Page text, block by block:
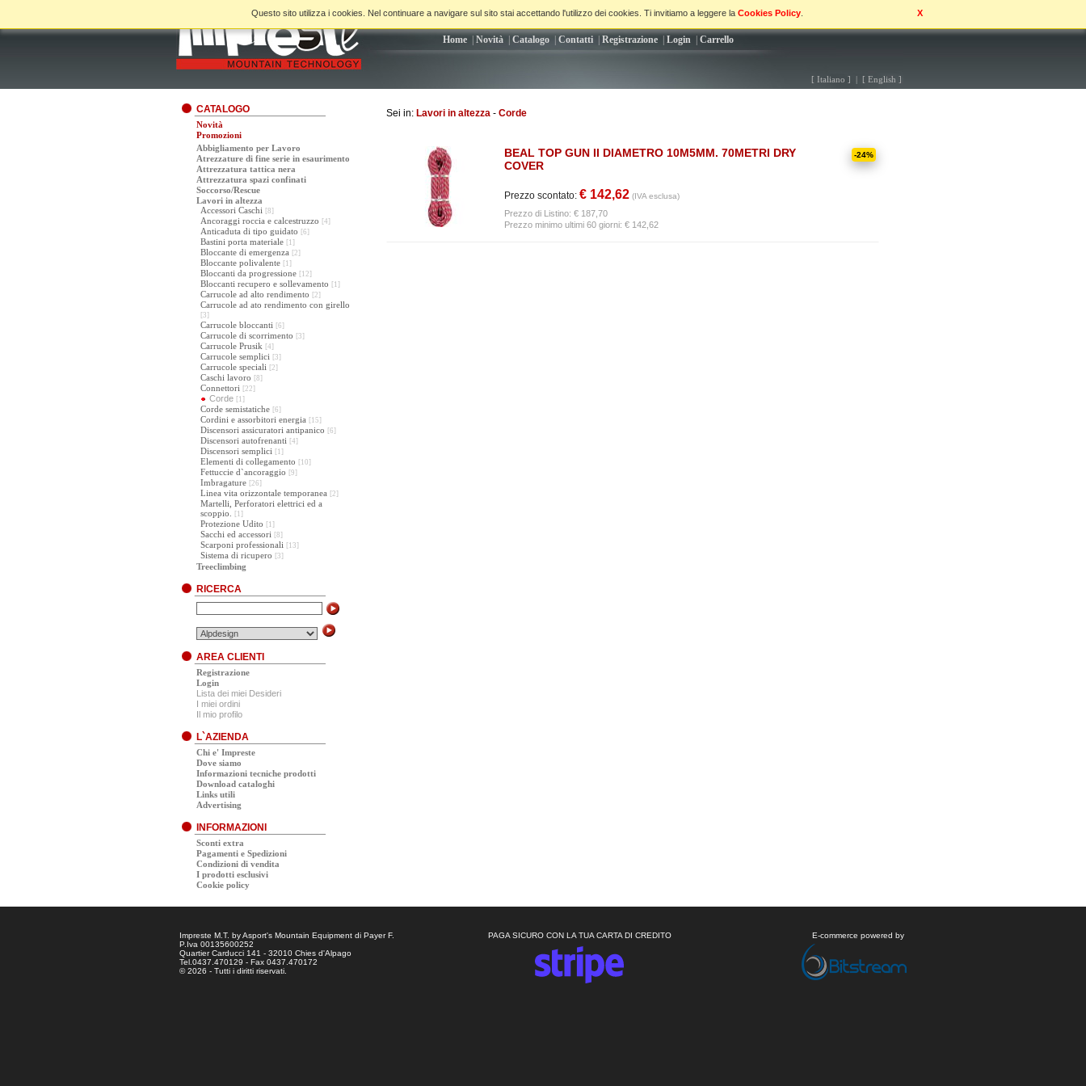
Questo sito utilizza i cookies. Nel continuare a navigare sul sito stai accettando l'utilizzo dei cookies. Ti invitiamo a leggere la Cookies Policy. X
Home Novità Catalogo Contatti Registrazione Login Carrello
[ Italiano ] | [ English ]
CATALOGO
Novità
Promozioni
Abbigliamento per Lavoro
Atrezzature di fine serie in esaurimento
Attrezzatura tattica nera
Attrezzatura spazi confinati
Soccorso/Rescue
Lavori in altezza
Accessori Caschi [8]
Ancoraggi roccia e calcestruzzo [4]
Anticaduta di tipo guidato [6]
Bastini porta materiale [1]
Bloccante di emergenza [2]
Bloccante polivalente [1]
Bloccanti da progressione [12]
Bloccanti recupero e sollevamento [1]
Carrucole ad alto rendimento [2]
Carrucole ad ato rendimento con girello
[3]
Carrucole bloccanti [6]
Carrucole di scorrimento [3]
Carrucole Prusik [4]
Carrucole semplici [3]
Carrucole speciali [2]
Caschi lavoro [8]
Connettori [22]
Corde [1]
Corde semistatiche [6]
Cordini e assorbitori energia [15]
Discensori assicuratori antipanico [6]
Discensori autofrenanti [4]
Discensori semplici [1]
Elementi di collegamento [10]
Fettuccie d`ancoraggio [9]
Imbragature [26]
Linea vita orizzontale temporanea [2]
Martelli, Perforatori elettrici ed a
scoppio.
[1]
Protezione Udito [1]
Sacchi ed accessori [8]
Scarponi professionali [13]
Sistema di ricupero [3]
Treeclimbing
RICERCA
AREA CLIENTI
Registrazione
Login
Lista dei miei Desideri
I miei ordini
Il mio profilo
L`AZIENDA
Chi e' Impreste
Dove siamo
Informazioni tecniche prodotti
Download cataloghi
Links utili
Advertising
INFORMAZIONI
Sconti extra
Pagamenti e Spedizioni
Condizioni di vendita
I prodotti esclusivi
Cookie policy
Sei in: Lavori in altezza - Corde
-24%
BEAL TOP GUN II DIAMETRO 10M5MM. 70METRI DRY
COVER
Prezzo scontato: € 142,62 (IVA esclusa)
Prezzo di Listino: € 187,70
Prezzo minimo ultimi 60 giorni: € 142,62
Impreste M.T. by Asport's Mountain Equipment di Payer F.
P.Iva 00135600252
Quartier Carducci 141 - 32010 Chies d'Alpago
Tel.0437.470129 - Fax 0437.470172
© 2026 - Tutti i diritti riservati.
PAGA SICURO CON LA TUA CARTA DI CREDITO E-commerce powered by